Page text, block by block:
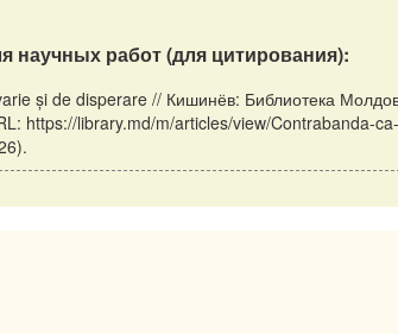
научных работ (для цитирования):
și de disperare // Кишинёв: Библиотека
https://library.md/m/articles/view/Contrabanda-